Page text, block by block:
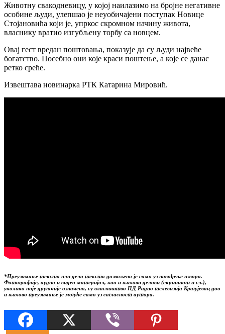
Животну свакодневицу, у којој наилазимо на бројне негативне
особине људи, улепшао је неуобичајени поступак Новице
Стојановића који је, упркос скромном начину живота,
власнику вратио изгубљену торбу са новцем.
Овај гест вредан поштовања, показује да су људи највеће
богатство. Посебно они које краси поштење, а које се данас
ретко среће.
Извештава новинарка РТК Катарина Мировић.
*Преузимање текста или дела текста дозвољено је само уз навођење извора.
Фотографије, аудио и видео материјал, као и њихови делови (скриншот и сл.),
уколико није другачије означено, су власништво ПД Радио телевизија Крагујевац доо
и њихово преузимање је могуће само уз сагласност аутора.